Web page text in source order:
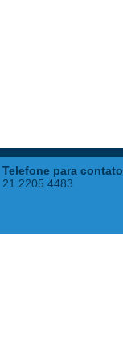
Telefone para contato
21 2205 4483